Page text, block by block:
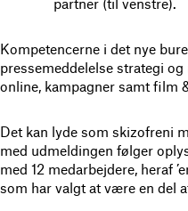
partner (til venstre).
Kompetencerne i det nye
pressemeddelelse strategi
online, kampagner samt film
Det kan lyde som skizofreni
med udmeldingen følger
med 12 medarbejdere, heraf
som har valgt at være en del